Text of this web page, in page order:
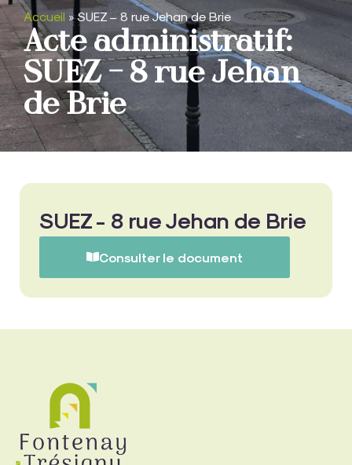
Accueil »SUEZ – 8 rue Jehan de Brie
Acte administratif:
SUEZ – 8 rue Jehan
de Brie
SUEZ - 8 rue Jehan de Brie
Consulter le document